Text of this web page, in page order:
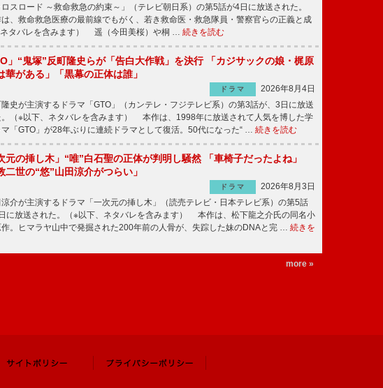
スロード ～救命救急の約束～」（テレビ朝日系）の第5話が4日に放送された。
、救命救急医療の最前線でもがく、若き救命医・救急隊員・警察官らの正義と成
タバレを含みます） 遥（今田美桜）や桐 … 続きを読む
」“鬼塚”反町隆史らが「告白大作戦」を決行 「カジサックの娘・梶原
華がある」「黒幕の正体は誰」
ドラマ
2026年8月4日
史が主演するドラマ「GTO」（カンテレ・フジテレビ系）の第3話が、3日に放送
。（※以下、ネタバレを含みます） 本作は、1998年に放送されて人気を博した学
マ「GTO」が28年ぶりに連続ドラマとして復活。50代になった“ … 続きを読む
元の挿し木」“唯”白石聖の正体が判明し騒然 「車椅子だったよね」
二世の“悠”山田涼介がつらい」
ドラマ
2026年8月3日
介が主演するドラマ「一次元の挿し木」（読売テレビ・日本テレビ系）の第5話
に放送された。（※以下、ネタバレを含みます） 本作は、松下龍之介氏の同名小
。ヒマラヤ山中で発掘された200年前の人骨が、失踪した妹のDNAと完 … 続きを
more »